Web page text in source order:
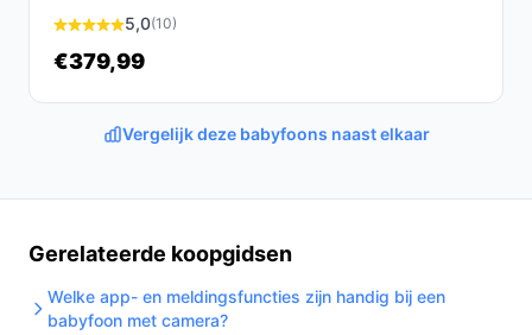
5,0(10)
€379,99
Vergelijk deze babyfoons naast elkaar
Gerelateerde koopgidsen
Welke app- en meldingsfuncties zijn handig bij een
babyfoon met camera?